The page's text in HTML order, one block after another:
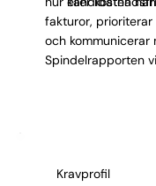
fakturor,
och kommunicerar
Spindelrapporten
Kravprofil